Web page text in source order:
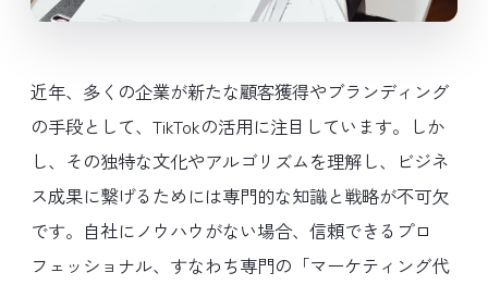
近年、多くの企業が新たな顧客獲得やブランディング
の手段として、TikTokの活用に注目しています。しか
し、その独特な文化やアルゴリズムを理解し、ビジネ
ス成果に繋げるためには専門的な知識と戦略が不可欠
です。自社にノウハウがない場合、信頼できるプロ
フェッショナル、すなわち専門の「マーケティング代